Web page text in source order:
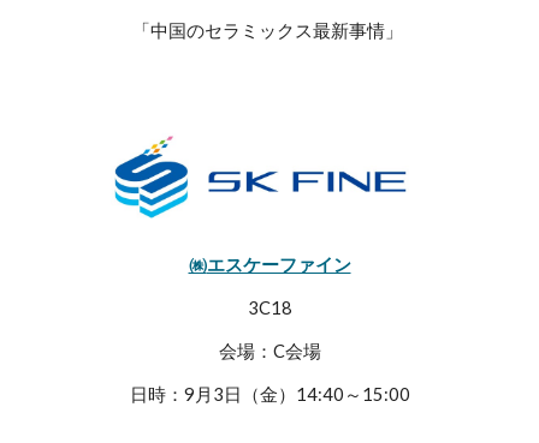
「中国のセラミックス最新事情」
㈱エスケーファイン
3C18
会場：C会場
日時：9月3日（金）14:40～15:00